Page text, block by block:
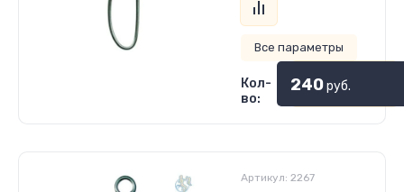
Все параметры
Кол-
во:
240руб.
Артикул: 2267